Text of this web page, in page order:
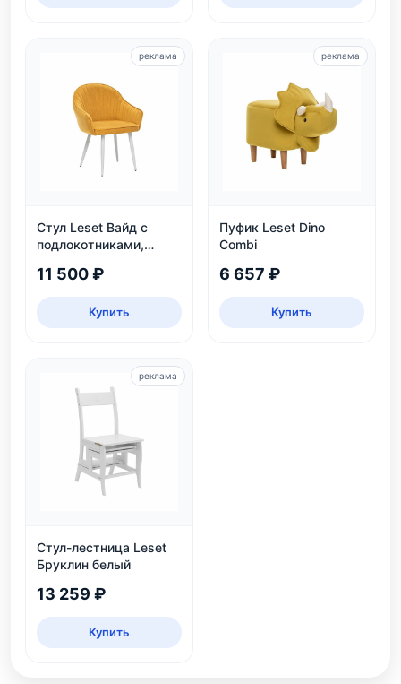
Стул Leset Вайд с
подлокотниками,
11 500 ₽
Купить
реклама
Пуфик Leset Dino
Combi
6 657 ₽
Купить
реклама
Стул-лестница Leset
Бруклин белый
13 259 ₽
Купить
реклама